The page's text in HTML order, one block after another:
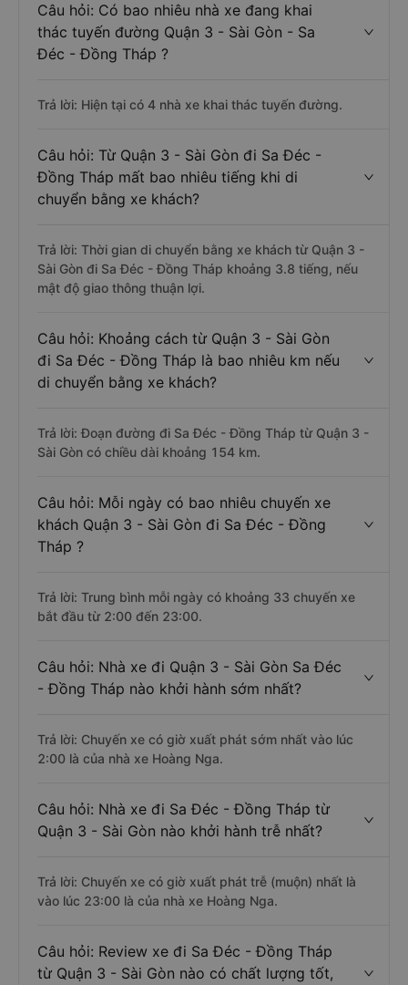
Câu hỏi: Có bao nhiêu nhà xe đang khai
thác tuyến đường Quận 3 - Sài Gòn - Sa
Đéc - Đồng Tháp ?
Trả lời: Hiện tại có 4 nhà xe khai thác tuyến đường.
Câu hỏi: Từ Quận 3 - Sài Gòn đi Sa Đéc -
Đồng Tháp mất bao nhiêu tiếng khi di
chuyển bằng xe khách?
Trả lời: Thời gian di chuyển bằng xe khách từ Quận 3 -
Sài Gòn đi Sa Đéc - Đồng Tháp khoảng 3.8 tiếng, nếu
mật độ giao thông thuận lợi.
Câu hỏi: Khoảng cách từ Quận 3 - Sài Gòn
đi Sa Đéc - Đồng Tháp là bao nhiêu km nếu
di chuyển bằng xe khách?
Trả lời: Đoạn đường đi Sa Đéc - Đồng Tháp từ Quận 3 -
Sài Gòn có chiều dài khoảng 154 km.
Câu hỏi: Mỗi ngày có bao nhiêu chuyến xe
khách Quận 3 - Sài Gòn đi Sa Đéc - Đồng
Tháp ?
Trả lời: Trung bình mỗi ngày có khoảng 33 chuyến xe
bắt đầu từ 2:00 đến 23:00.
Câu hỏi: Nhà xe đi Quận 3 - Sài Gòn Sa Đéc
- Đồng Tháp nào khởi hành sớm nhất?
Trả lời: Chuyến xe có giờ xuất phát sớm nhất vào lúc
2:00 là của nhà xe Hoàng Nga.
Câu hỏi: Nhà xe đi Sa Đéc - Đồng Tháp từ
Quận 3 - Sài Gòn nào khởi hành trễ nhất?
Trả lời: Chuyến xe có giờ xuất phát trễ (muộn) nhất là
vào lúc 23:00 là của nhà xe Hoàng Nga.
Câu hỏi: Review xe đi Sa Đéc - Đồng Tháp
từ Quận 3 - Sài Gòn nào có chất lượng tốt,